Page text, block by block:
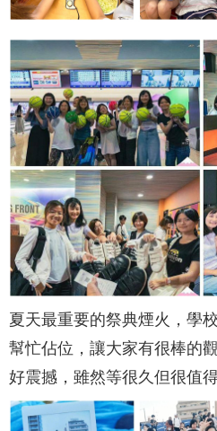
夏天最重要的祭典煙火，學
幫忙佔位，讓大家有很棒的
好震撼，雖然等很久但很值得